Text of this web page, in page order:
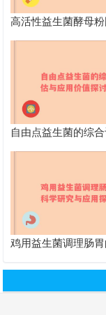
高活性益生菌酵母
新选择营养丰富功
自由点益生菌的综
用价值探讨
鸡用益生菌调理肠